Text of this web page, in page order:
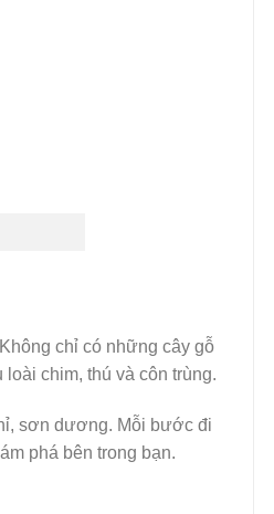
chỉ có những cây gỗ
chim, thú và côn trùng.
sơn dương. Mỗi bước đi
phá bên trong bạn.